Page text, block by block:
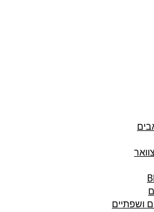
ושפתיים